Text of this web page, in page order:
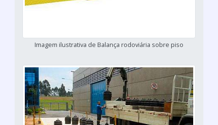
Imagem ilustrativa de Balança rodoviária sobre piso